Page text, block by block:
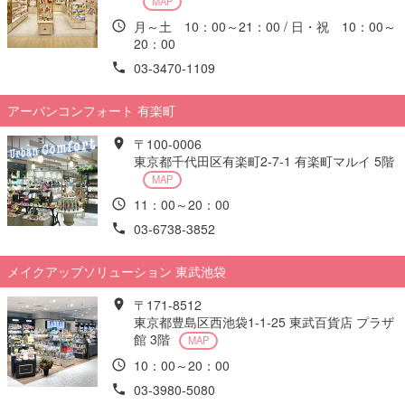
月～土 10：00～21：00 / 日・祝 10：00～
20：00
03-3470-1109
アーバンコンフォート 有楽町
〒100-0006
東京都千代田区有楽町2-7-1 有楽町マルイ 5階
MAP
11：00～20：00
03-6738-3852
メイクアップソリューション 東武池袋
〒171-8512
東京都豊島区西池袋1-1-25 東武百貨店 プラザ
館 3階
MAP
10：00～20：00
03-3980-5080